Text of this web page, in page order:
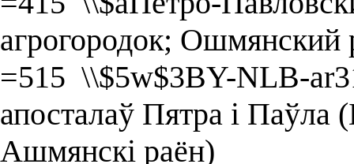
агрогородок; Ошмянский
=515 \\$5w$3BY-NLB-
апосталаў Пятра і Паўла
Ашмянскі раён)